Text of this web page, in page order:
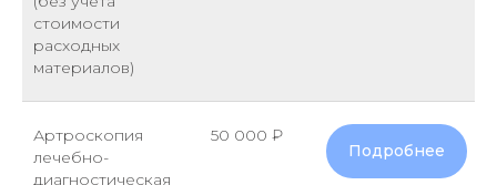
стоимости
расходных
материалов)
Артроскопия
лечебно-
диагностическая
50 000 ₽
Подробнее